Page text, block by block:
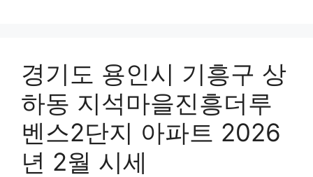
경기도 용인시 기흥구 상
하동 지석마을진흥더루
벤스2단지 아파트 2026
년 2월 시세